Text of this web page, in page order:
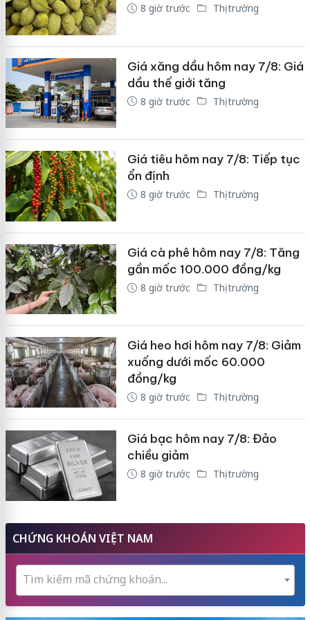
8 giờ trước Thị trường
Giá xăng dầu hôm nay 7/8: Giá
dầu thế giới tăng
8 giờ trước Thị trường
Giá tiêu hôm nay 7/8: Tiếp tục
ổn định
8 giờ trước Thị trường
Giá cà phê hôm nay 7/8: Tăng
gần mốc 100.000 đồng/kg
8 giờ trước Thị trường
Giá heo hơi hôm nay 7/8: Giảm
xuống dưới mốc 60.000
đồng/kg
8 giờ trước Thị trường
Giá bạc hôm nay 7/8: Đảo
chiều giảm
8 giờ trước Thị trường
CHỨNG KHOÁN VIỆT NAM
Tìm kiếm mã chứng khoán...